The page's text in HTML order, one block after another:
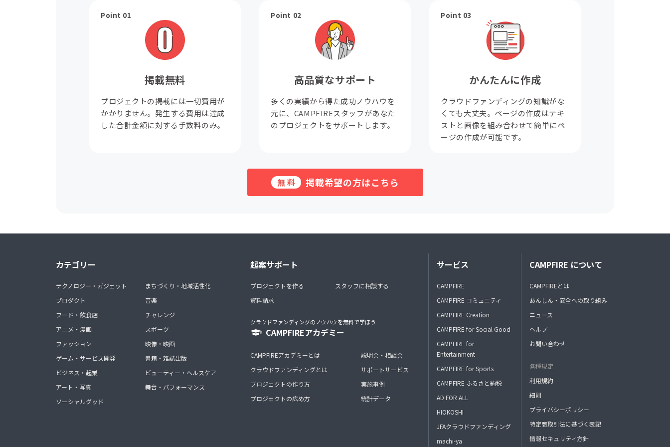
Point 01
掲載無料
プロジェクトの掲載には一切費用が
かかりません。発生する費用は達成
した合計金額に対する手数料のみ。
Point 02
高品質なサポート
多くの実績から得た成功ノウハウを
元に、CAMPFIREスタッフがあなた
のプロジェクトをサポートします。
Point 03
かんたんに作成
クラウドファンディングの知識がな
くても大丈夫。ページの作成はテキ
ストと画像を組み合わせて簡単にペ
ージの作成が可能です。
無料 掲載希望の方はこちら
カテゴリー
テクノロジー・ガジェット
プロダクト
フード・飲食店
アニメ・漫画
ファッション
ゲーム・サービス開発
ビジネス・起業
アート・写真
ソーシャルグッド
まちづくり・地域活性化
音楽
チャレンジ
スポーツ
映像・映画
書籍・雑誌出版
ビューティー・ヘルスケア
舞台・パフォーマンス
起案サポート
プロジェクトを作る
資料請求
スタッフに相談する
クラウドファンディングのノウハウを無料で学ぼう
CAMPFIREアカデミー
CAMPFIREアカデミーとは
クラウドファンディングとは
プロジェクトの作り方
プロジェクトの広め方
説明会・相談会
サポートサービス
実施事例
統計データ
サービス
CAMPFIRE
CAMPFIRE コミュニティ
CAMPFIRE Creation
CAMPFIRE for Social Good
CAMPFIRE for
Entertainment
CAMPFIRE for Sports
CAMPFIRE ふるさと納税
AD FOR ALL
HIOKOSHI
JFAクラウドファンディング
machi-ya
CAMPFIRE について
CAMPFIREとは
あんしん・安全への取り組み
ニュース
ヘルプ
お問い合わせ
各種規定
利用規約
細則
プライバシーポリシー
特定商取引法に基づく表記
情報セキュリティ方針